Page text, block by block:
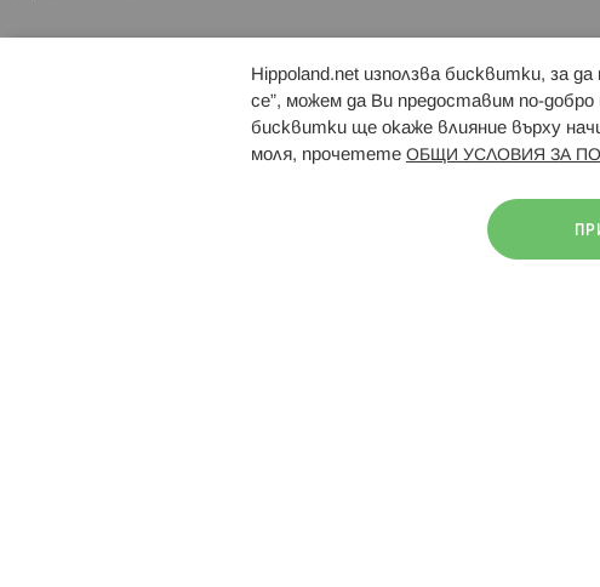
Брошури Магазини
Hippoland.net използва бисквитки, за
се”, можем да Ви предоставим по-
бисквитки ще окаже влияние върху
моля, прочетете ОБЩИ УСЛОВИЯ ЗА